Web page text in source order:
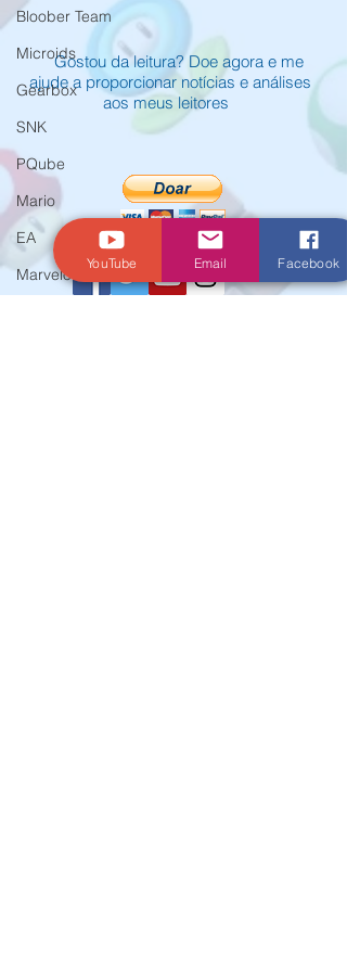
Bloober Team
Microids
Gearbox
SNK
PQube
Mario
EA
Marvelous
Gostou da leitura? Doe agora e me
ajude a proporcionar notícias e análises
aos meus leitores
YouTube Email Facebook